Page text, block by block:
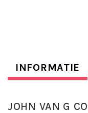
INFORMATIE
JOHN VAN G